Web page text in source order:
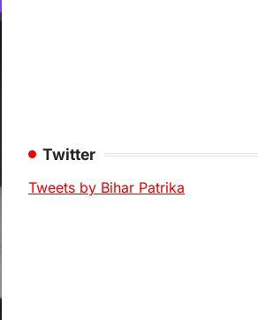
Twitter
Tweets by Bihar Patrika